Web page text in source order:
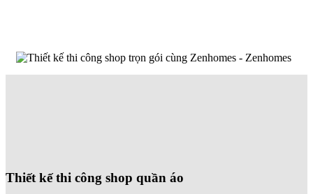
Thiết kế thi công shop quần áo